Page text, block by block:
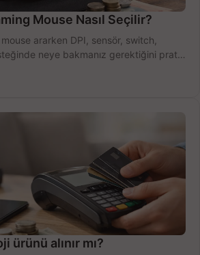
Mouse Nasıl Seçilir?
ararken DPI, sensör, switch,
neye bakmanız gerektiğini pratik
ürünü alınır mı?